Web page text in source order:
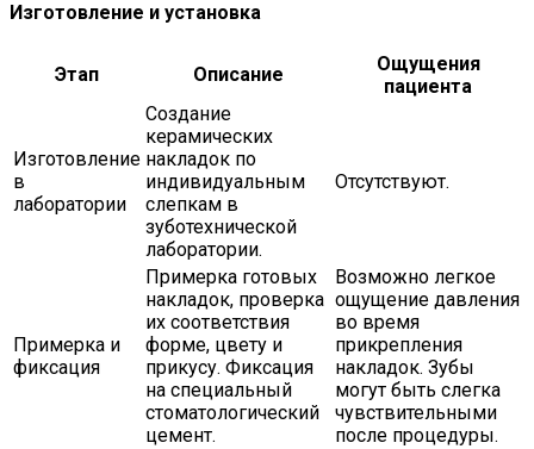
Изготовление и установка
Этап Описание
Ощущения
пациента
Изготовление
в
лаборатории
Создание
керамических
накладок по
индивидуальным
слепкам в
зуботехнической
лаборатории.
Отсутствуют.
Примерка и
фиксация
Примерка готовых
накладок, проверка
их соответствия
форме, цвету и
прикусу. Фиксация
на специальный
стоматологический
цемент.
Возможно легкое
ощущение давления
во время
прикрепления
накладок. Зубы
могут быть слегка
чувствительными
после процедуры.